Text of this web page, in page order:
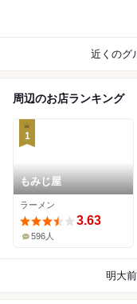
近くのグ
周辺のお店ランキング
1
もみじ屋
ラーメン
3.63
596人
明大前